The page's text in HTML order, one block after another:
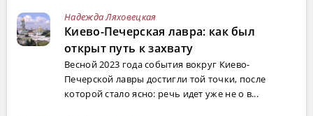
Надежда Ляховецкая
Киево-Печерская лавра: как был
открыт путь к захвату
Весной 2023 года события вокруг Киево-
Печерской лавры достигли той точки, после
которой стало ясно: речь идет уже не о в...